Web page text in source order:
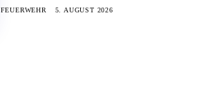
FEUERWEHR 5. AUGUST 2026